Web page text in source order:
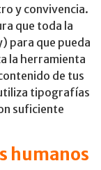
y convivencia.
que toda la
para que pueda
la herramienta
de tus
tipografías
suficiente
humanos